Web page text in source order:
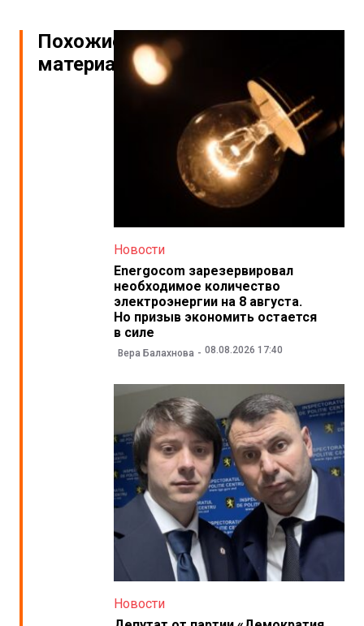
Похожие
материалы
Новости
Energocom зарезервировал
необходимое количество
электроэнергии на 8 августа.
Но призыв экономить остается
в силе
Вера Балахнова 08.08.2026 17:40
Новости